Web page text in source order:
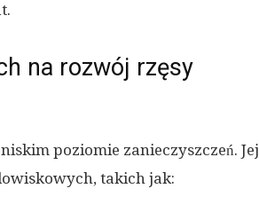
na rozwój rzęsy
poziomie zanieczyszczeń. Jej
takich jak: